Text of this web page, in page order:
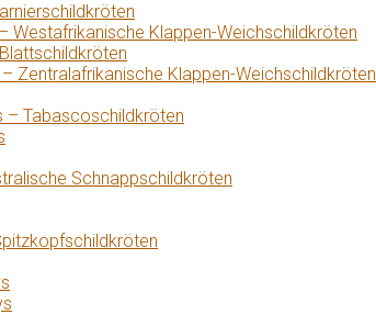
Westafrikanische Klappen-Weichschildkröten
Zentralafrikanische Klappen-Weichschildkröten
– Tabascoschildkröten
Schnappschildkröten